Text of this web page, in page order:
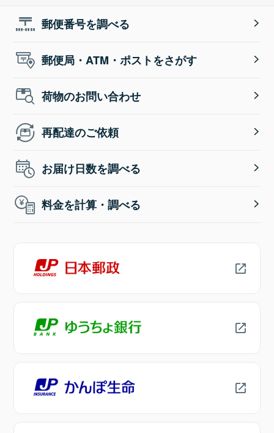
郵便番号を調べる
郵便局・ATM・ポストをさがす
荷物のお問い合わせ
再配達のご依頼
お届け日数を調べる
料金を計算・調べる